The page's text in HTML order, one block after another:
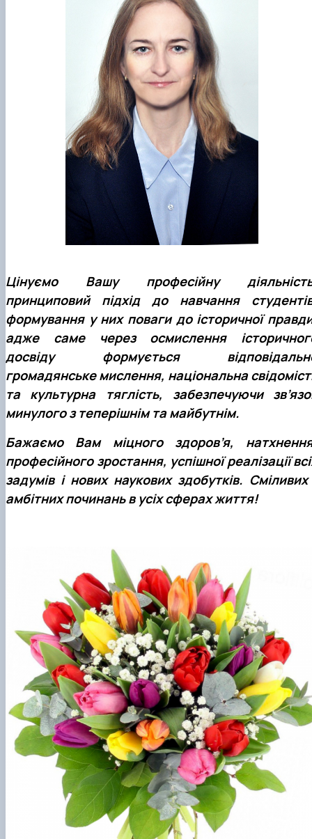
Науковий гурток «Філософські проблеми
міжособистісної та міжгрупової комунікаці…
Науковий гурток «Історія держави і права
Цінуємо Вашу професійну
принциповий підхід до навчання
формування у них поваги до історичної
адже саме через осмислення
досвіду формується
громадянське мислення, національна
та культурна тяглість, забезпечуючи
минулого з теперішнім та майбутнім.
Бажаємо Вам міцного здоров’я,
професійного зростання, успішної реалізації
задумів і нових наукових здобутків. Сміливих
амбітних починань в усіх сферах життя!